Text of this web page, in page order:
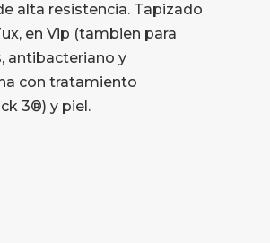
alta resistencia. Tapizado
en Vip (tambien para
antibacteriano y
con tratamiento
3®) y piel.